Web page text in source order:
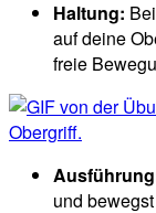
Haltung:
auf deine
freie
und